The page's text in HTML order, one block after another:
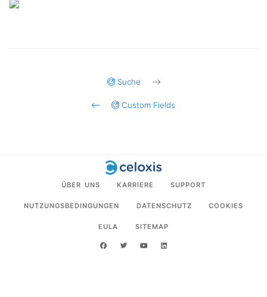
Suche
Custom Fields
ÜBER UNS KARRIERE SUPPORT
NUTZUNGSBEDINGUNGEN DATENSCHUTZ COOKIES
EULA SITEMAP